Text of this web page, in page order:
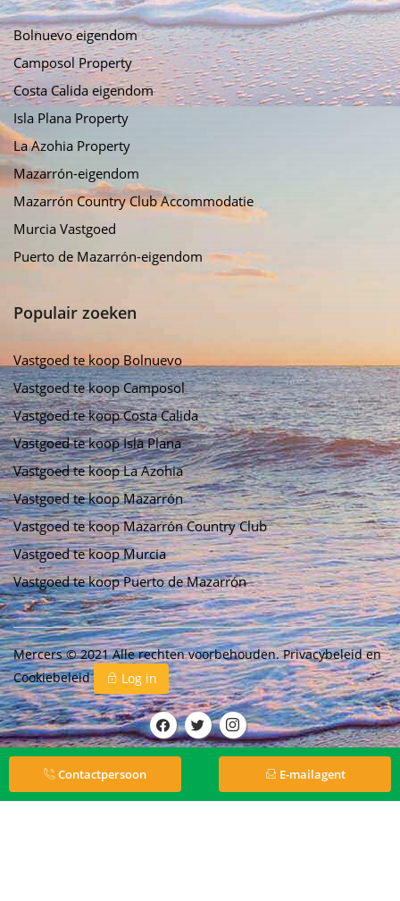
Bolnuevo eigendom
Camposol Property
Costa Calida eigendom
Isla Plana Property
La Azohia Property
Mazarrón-eigendom
Mazarrón Country Club Accommodatie
Murcia Vastgoed
Puerto de Mazarrón-eigendom
Populair zoeken
Vastgoed te koop Bolnuevo
Vastgoed te koop Camposol
Vastgoed te koop Costa Calida
Vastgoed te koop Isla Plana
Vastgoed te koop La Azohia
Vastgoed te koop Mazarrón
Vastgoed te koop Mazarrón Country Club
Vastgoed te koop Murcia
Vastgoed te koop Puerto de Mazarrón
Mercers © 2021 Alle rechten voorbehouden.Privacybeleiden
Cookiebeleid
Log in
Contactpersoon E-mailagent